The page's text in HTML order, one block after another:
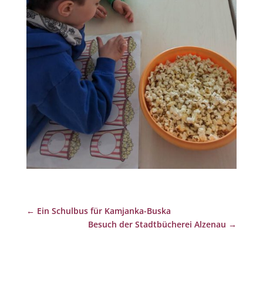
← Ein Schulbus für Kamjanka-Buska
Besuch der Stadtbücherei Alzenau →